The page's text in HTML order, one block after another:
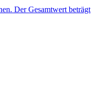
Der Gesamtwert beträgt